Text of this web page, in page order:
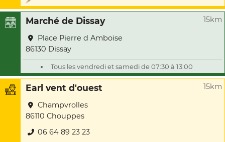
Marché de Dissay 15km
Place Pierre d Amboise
86130 Dissay
Tous les vendredi et samedi de 07:30 à 13:00
Earl vent d'ouest 15km
Champvrolles
86110 Chouppes
06 64 89 23 23